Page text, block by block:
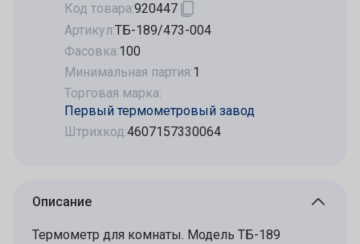
Код товара:920447
Артикул:ТБ-189/473-004
Фасовка:100
Минимальная партия:1
Торговая марка:
Первый термометровый завод
Штрихкод:4607157330064
Описание
Термометр для комнаты. Модель ТБ-189